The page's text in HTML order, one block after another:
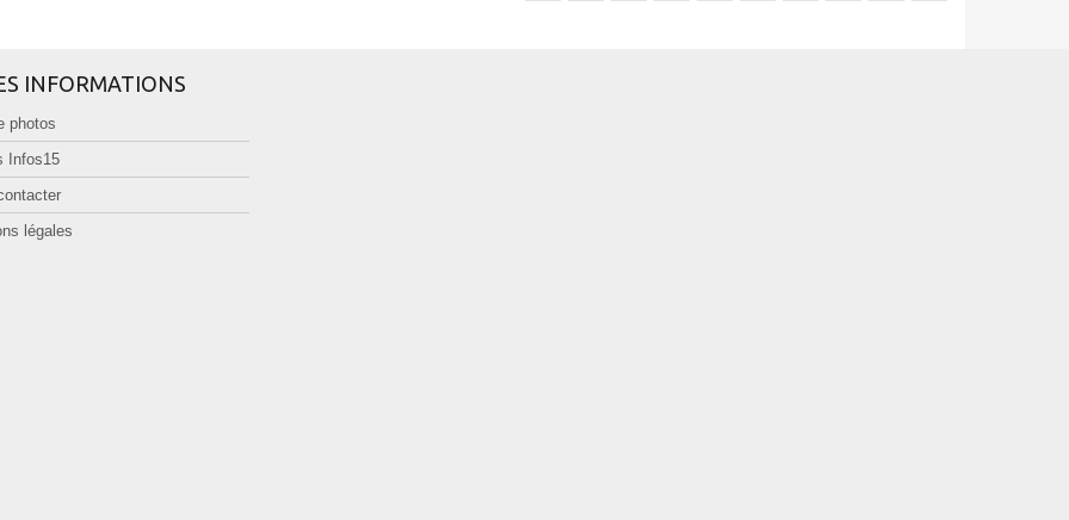
INFORMATIONS
photos
Infos15
légales